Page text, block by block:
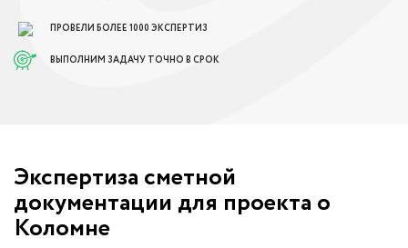
ПРОВЕЛИ БОЛЕЕ 1000 ЭКСПЕРТИЗ
ВЫПОЛНИМ ЗАДАЧУ ТОЧНО В СРОК
Экспертиза сметной
документации для проекта о
Коломне